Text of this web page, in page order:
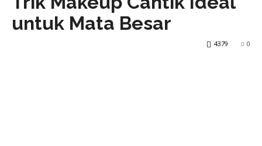
untuk Mata Besar
0
4379